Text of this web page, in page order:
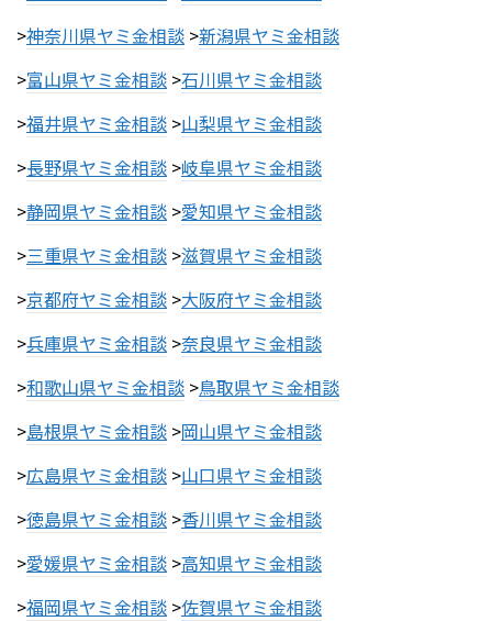
>神奈川県ヤミ金相談 >新潟県ヤミ金相談
>富山県ヤミ金相談 >石川県ヤミ金相談
>福井県ヤミ金相談 >山梨県ヤミ金相談
>長野県ヤミ金相談 >岐阜県ヤミ金相談
>静岡県ヤミ金相談 >愛知県ヤミ金相談
>三重県ヤミ金相談 >滋賀県ヤミ金相談
>京都府ヤミ金相談 >大阪府ヤミ金相談
>兵庫県ヤミ金相談 >奈良県ヤミ金相談
>和歌山県ヤミ金相談 >鳥取県ヤミ金相談
>島根県ヤミ金相談 >岡山県ヤミ金相談
>広島県ヤミ金相談 >山口県ヤミ金相談
>徳島県ヤミ金相談 >香川県ヤミ金相談
>愛媛県ヤミ金相談 >高知県ヤミ金相談
>福岡県ヤミ金相談 >佐賀県ヤミ金相談